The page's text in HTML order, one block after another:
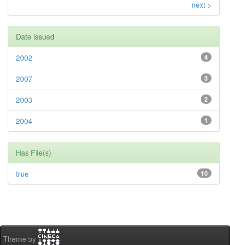
next >
Date issued
4
2002
3
2007
2
2003
1
2004
Has File(s)
10
true
Theme by